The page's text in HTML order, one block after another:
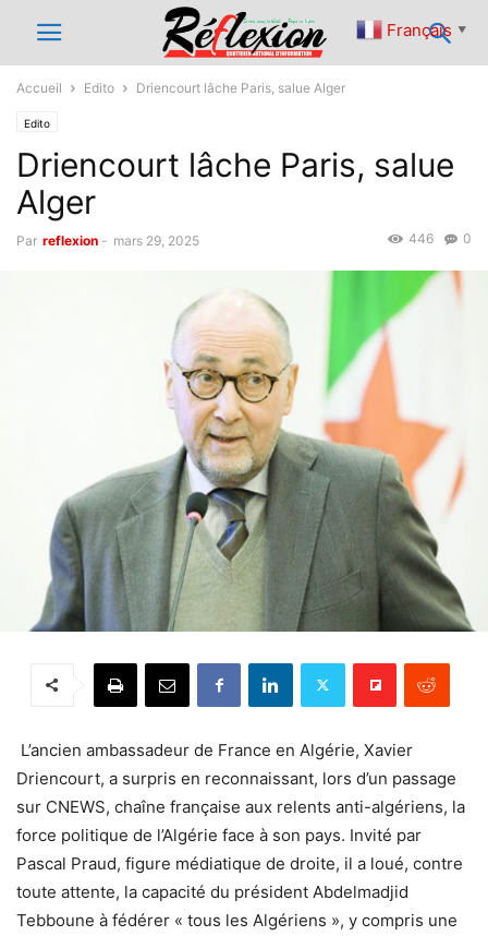
Accueil Edito Driencourt lâche Paris, salue Alger
Edito
Driencourt lâche Paris, salue
Alger
Par reflexion - mars 29, 2025 0
446
L’ancien ambassadeur de France en Algérie, Xavier
Driencourt, a surpris en reconnaissant, lors d’un passage
sur CNEWS, chaîne française aux relents anti-algériens, la
force politique de l’Algérie face à son pays. Invité par
Pascal Praud, figure médiatique de droite, il a loué, contre
toute attente, la capacité du président Abdelmadjid
Tebboune à fédérer « tous les Algériens », y compris une
Français ▼